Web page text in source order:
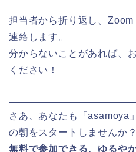
担当者から折り返し、
連絡します。
分からないことがあれば、
ください！
さあ、あなたも「asamoya
の朝をスタートしませんか？
無料で参加できる、ゆるや